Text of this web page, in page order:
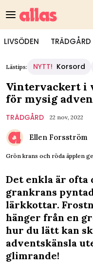
LIVSÖDEN TRÄDGÅRD
Lästips: NYTT! Korsord
Vintervackert i
för mysig
TRÄDGÅRD 22 nov, 2022
Ellen Forsström
Grön krans och röda äpplen
Det enkla är ofta
grankrans
lärkkottar.
hänger från en
hur du lätt kan
adventskänsla
glimrande!